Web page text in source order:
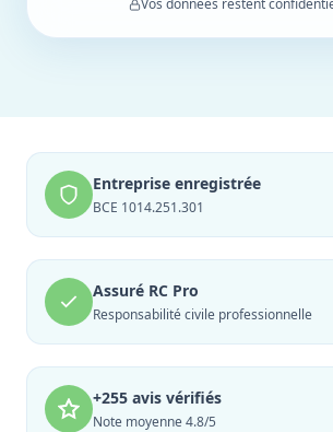
Vos données restent
Entreprise enregistrée
BCE 1014.251.301
Assuré RC Pro
Responsabilité civile professionnelle
+255 avis vérifiés
Note moyenne 4.8/5